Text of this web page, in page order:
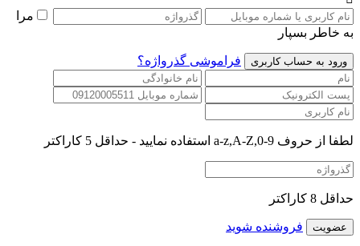
مرا
به خاطر بسپار
فراموشی گذرواژه؟
لطفا از حروف a-z,A-Z,0-9 استفاده نمایید - حداقل 5 کاراکتر
حداقل 8 کاراکتر
فروشنده شوید